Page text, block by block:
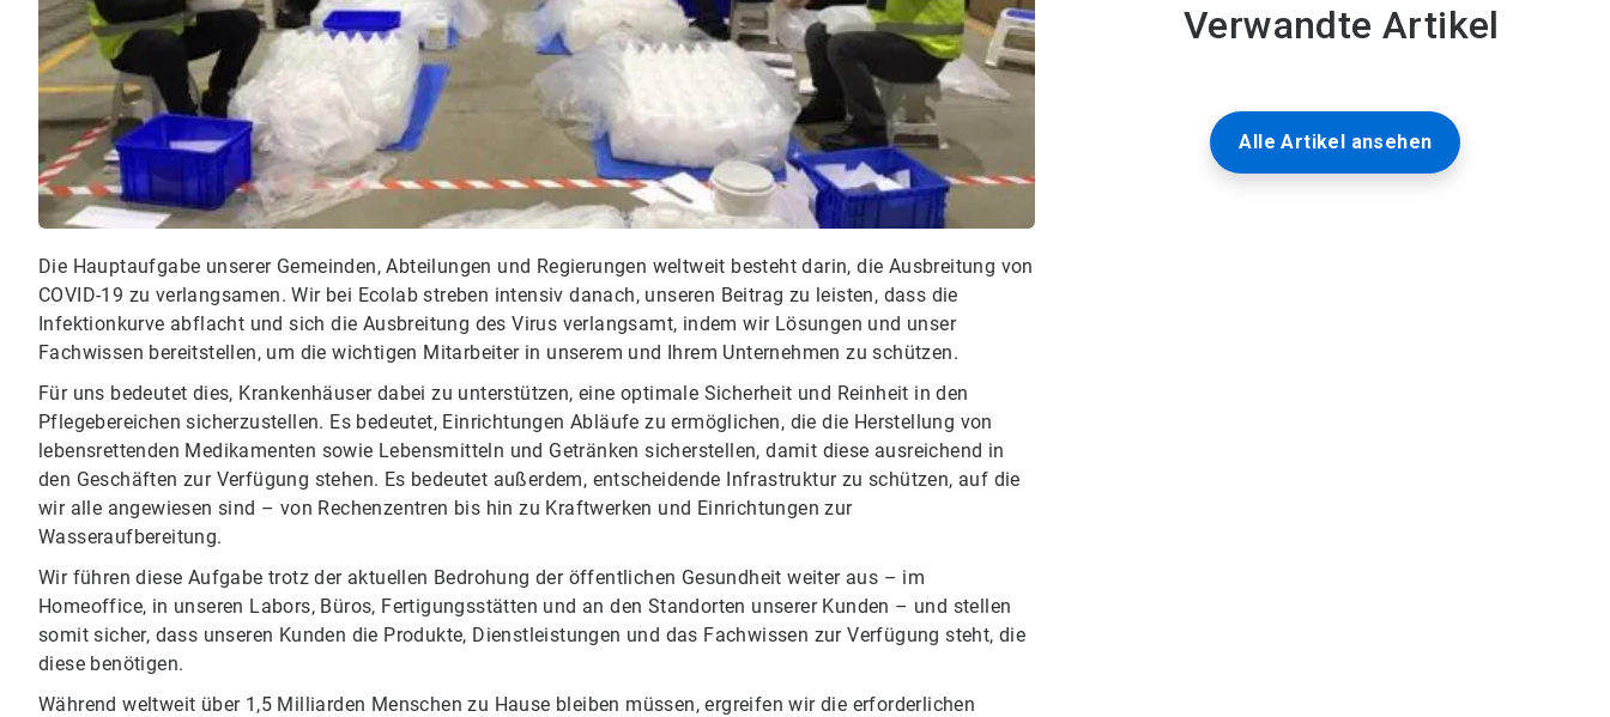
Die Hauptaufgabe unserer Gemeinden, Abteilungen und Regierungen weltweit besteht darin, die Ausbreitung von
COVID-19 zu verlangsamen. Wir bei Ecolab streben intensiv danach, unseren Beitrag zu leisten, dass die
Infektionkurve abflacht und sich die Ausbreitung des Virus verlangsamt, indem wir Lösungen und unser
Fachwissen bereitstellen, um die wichtigen Mitarbeiter in unserem und Ihrem Unternehmen zu schützen.
Für uns bedeutet dies, Krankenhäuser dabei zu unterstützen, eine optimale Sicherheit und Reinheit in den
Pflegebereichen sicherzustellen. Es bedeutet, Einrichtungen Abläufe zu ermöglichen, die die Herstellung von
lebensrettenden Medikamenten sowie Lebensmitteln und Getränken sicherstellen, damit diese ausreichend in
den Geschäften zur Verfügung stehen. Es bedeutet außerdem, entscheidende Infrastruktur zu schützen, auf die
wir alle angewiesen sind – von Rechenzentren bis hin zu Kraftwerken und Einrichtungen zur
Wasseraufbereitung.
Wir führen diese Aufgabe trotz der aktuellen Bedrohung der öffentlichen Gesundheit weiter aus – im
Homeoffice, in unseren Labors, Büros, Fertigungsstätten und an den Standorten unserer Kunden – und stellen
somit sicher, dass unseren Kunden die Produkte, Dienstleistungen und das Fachwissen zur Verfügung steht, die
diese benötigen.
Während weltweit über 1,5 Milliarden Menschen zu Hause bleiben müssen, ergreifen wir die erforderlichen
Verwandte Artikel
Alle Artikel ansehen